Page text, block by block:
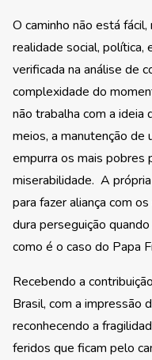
O caminho não está
realidade social, política,
verificada na análise de
complexidade do
não trabalha com a ideia
meios, a manutenção de
empurra os mais pobres
miserabilidade. A
para fazer aliança com
dura perseguição
como é o caso do Papa
Recebendo a
Brasil, com a impressão
reconhecendo a
feridos que ficam pelo